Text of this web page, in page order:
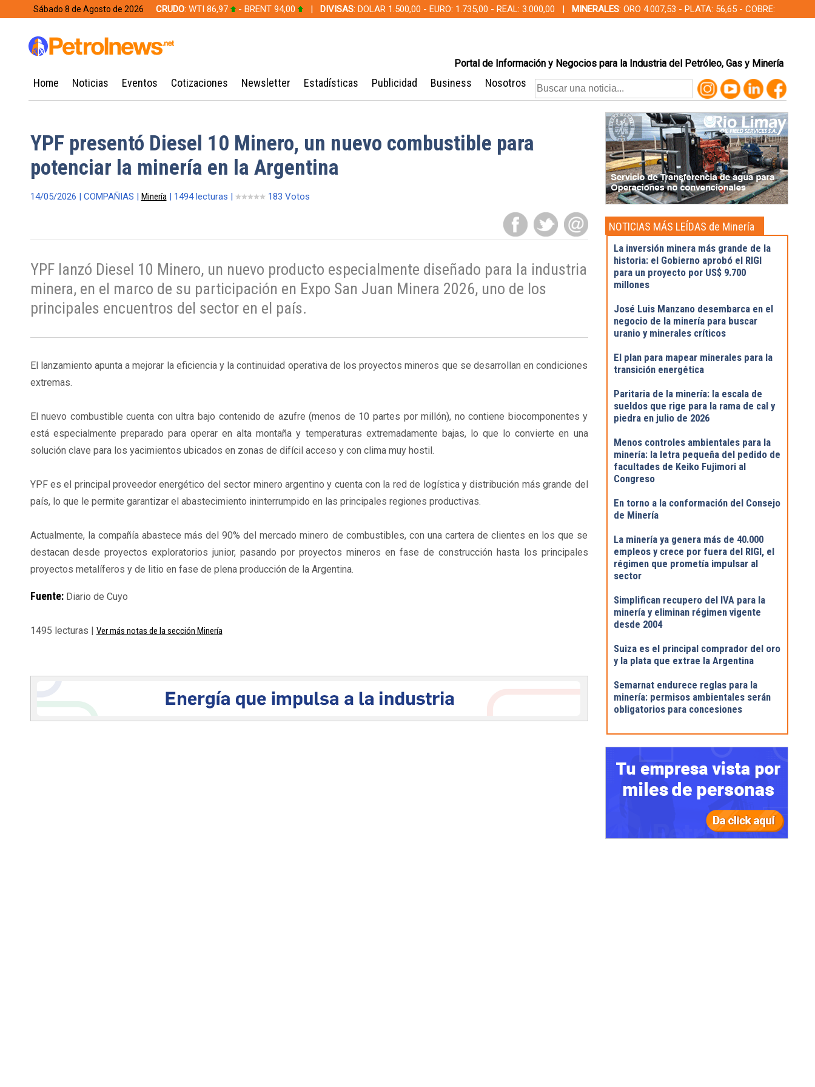
Sábado 8 de Agosto de 2026 CRUDO: WTI 86,97 - BRENT 94,00 | DIVISAS: DOLAR 1.500,00 - EURO: 1.735,00 - REAL: 3.000,00 | MINERALES: ORO 4.007,53 - PLATA: 56,65 - COBRE:
Portal de Información y Negocios para la Industria del Petróleo, Gas y Minería
Home Noticias Eventos Cotizaciones Newsletter Estadísticas Publicidad Business Nosotros
YPF presentó Diesel 10 Minero, un nuevo combustible para
potenciar la minería en la Argentina
14/05/2026 | COMPAÑIAS | Minería| 1494 lecturas | 183 Votos
YPF lanzó Diesel 10 Minero, un nuevo producto especialmente diseñado para la industria
minera, en el marco de su participación en Expo San Juan Minera 2026, uno de los
principales encuentros del sector en el país.
El lanzamiento apunta a mejorar la eficiencia y la continuidad operativa de los proyectos mineros que se desarrollan en condiciones
extremas.
El nuevo combustible cuenta con ultra bajo contenido de azufre (menos de 10 partes por millón), no contiene biocomponentes y
está especialmente preparado para operar en alta montaña y temperaturas extremadamente bajas, lo que lo convierte en una
solución clave para los yacimientos ubicados en zonas de difícil acceso y con clima muy hostil.
YPF es el principal proveedor energético del sector minero argentino y cuenta con la red de logística y distribución más grande del
país, lo que le permite garantizar el abastecimiento ininterrumpido en las principales regiones productivas.
Actualmente, la compañía abastece más del 90% del mercado minero de combustibles, con una cartera de clientes en los que se
destacan desde proyectos exploratorios junior, pasando por proyectos mineros en fase de construcción hasta los principales
proyectos metalíferos y de litio en fase de plena producción de la Argentina.
Fuente:Diario de Cuyo
1495 lecturas | Ver más notas de la sección Minería
NOTICIAS MÁS LEÍDAS de Minería
La inversión minera más grande de la
historia: el Gobierno aprobó el RIGI
para un proyecto por US$ 9.700
millones
José Luis Manzano desembarca en el
negocio de la minería para buscar
uranio y minerales críticos
El plan para mapear minerales para la
transición energética
Paritaria de la minería: la escala de
sueldos que rige para la rama de cal y
piedra en julio de 2026
Menos controles ambientales para la
minería: la letra pequeña del pedido de
facultades de Keiko Fujimori al
Congreso
En torno a la conformación del Consejo
de Minería
La minería ya genera más de 40.000
empleos y crece por fuera del RIGI, el
régimen que prometía impulsar al
sector
Simplifican recupero del IVA para la
minería y eliminan régimen vigente
desde 2004
Suiza es el principal comprador del oro
y la plata que extrae la Argentina
Semarnat endurece reglas para la
minería: permisos ambientales serán
obligatorios para concesiones